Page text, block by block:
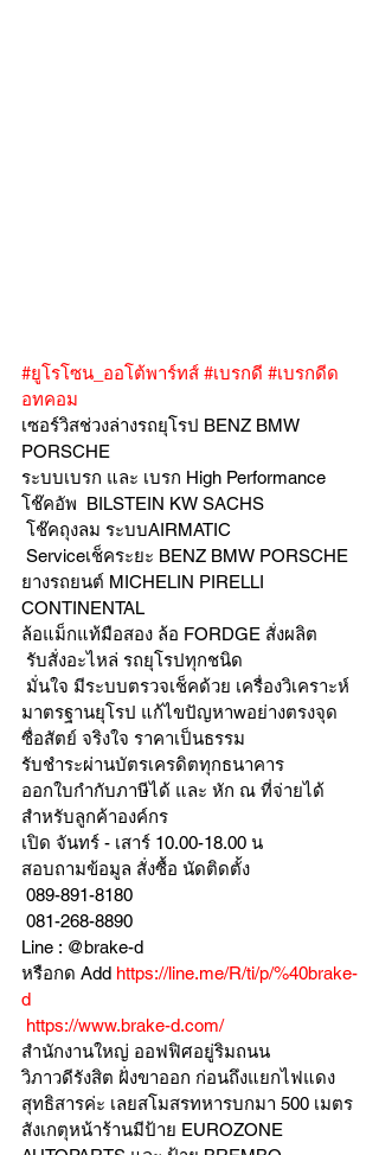
#ยูโรโซน_ออโต้พาร์ทส์ #เบรกดี #เบรกดีด
อทคอม
เซอร์วิสช่วงล่างรถยุโรป BENZ BMW
PORSCHE
ระบบเบรก และ เบรก High Performance
โช๊คอัพ  BILSTEIN KW SACHS
โช๊คถุงลม ระบบAIRMATIC
Serviceเช็คระยะ BENZ BMW PORSCHE
ยางรถยนต์ MICHELIN PIRELLI
CONTINENTAL
ล้อแม็กแท้มือสอง ล้อ FORDGE สั่งผลิต
รับสั่งอะไหล่ รถยุโรปทุกชนิด
มาตรฐานยุโรป แก้ไขปัญหาwอย่างตรงจุด
ซื่อสัตย์ จริงใจ ราคาเป็นธรรม
รับชำระผ่านบัตรเครดิตทุกธนาคาร
ออกใบกำกับภาษีได้ และ หัก ณ ที่จ่ายได้
สำหรับลูกค้าองค์กร
เปิด จันทร์ - เสาร์ 10.00-18.00 น
สอบถามข้อมูล สั่งซื้อ นัดติดตั้ง
089-891-8180
081-268-8890
Line : @brake-d
หรือกด Add https://line.me/R/ti/p/%40brake-
d
https://www.brake-d.com/
สำนักงานใหญ่ ออฟฟิศอยู่ริมถนน
วิภาวดีรังสิต ฝั่งขาออก ก่อนถึงแยกไฟแดง
สุทธิสารค่ะ เลยสโมสรทหารบกมา 500 เมตร
สังเกตุหน้าร้านมีป้าย EUROZONE